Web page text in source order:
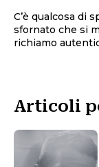
C’è qualcosa di
sfornato che si
richiamo
Articoli